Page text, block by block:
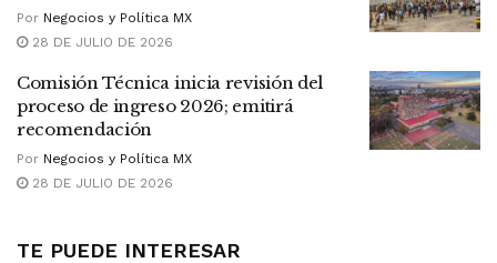
Por Negocios y Política MX
28 DE JULIO DE 2026
Comisión Técnica inicia revisión del
proceso de ingreso 2026; emitirá
recomendación
Por Negocios y Política MX
28 DE JULIO DE 2026
TE PUEDE INTERESAR